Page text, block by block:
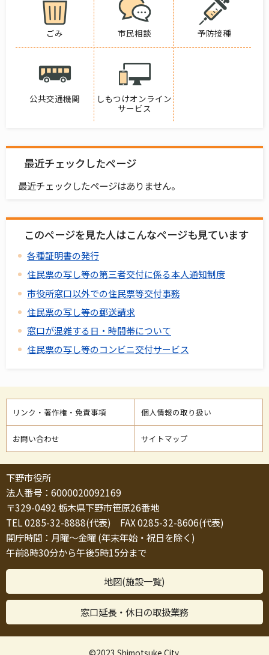
ごみ 市民相談 予防接種
公共交通機関
しもつけオンライン
サービス
最近チェックしたページ
最近チェックしたページはありません。
このページを見た人はこんなページも見ています
各種証明書の発行
住民票の写し等の第三者交付に係る本人通知制度
市役所窓口以外での住民票等交付事務
住民票の写し等の郵送請求
窓口が混雑する日・時間帯について
住民票の写し等のコンビニ交付サービス
リンク・著作権・免責事項 個人情報の取り扱い
お問い合わせ サイトマップ
下野市役所
法人番号：6000020092169
〒329-0492 栃木県下野市笹原26番地
TEL 0285-32-8888(代表) FAX 0285-32-8606(代表)
開庁時間：月曜～金曜 (年末年始・祝日を除く)
午前8時30分から午後5時15分まで
地図(施設一覧)
窓口延長・休日の取扱業務
©2023 Shimotsuke City.